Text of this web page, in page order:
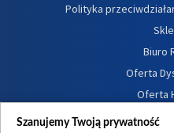
Polityka
Biuro
Oferta
Oferta
Szanujemy Twoją prywatność